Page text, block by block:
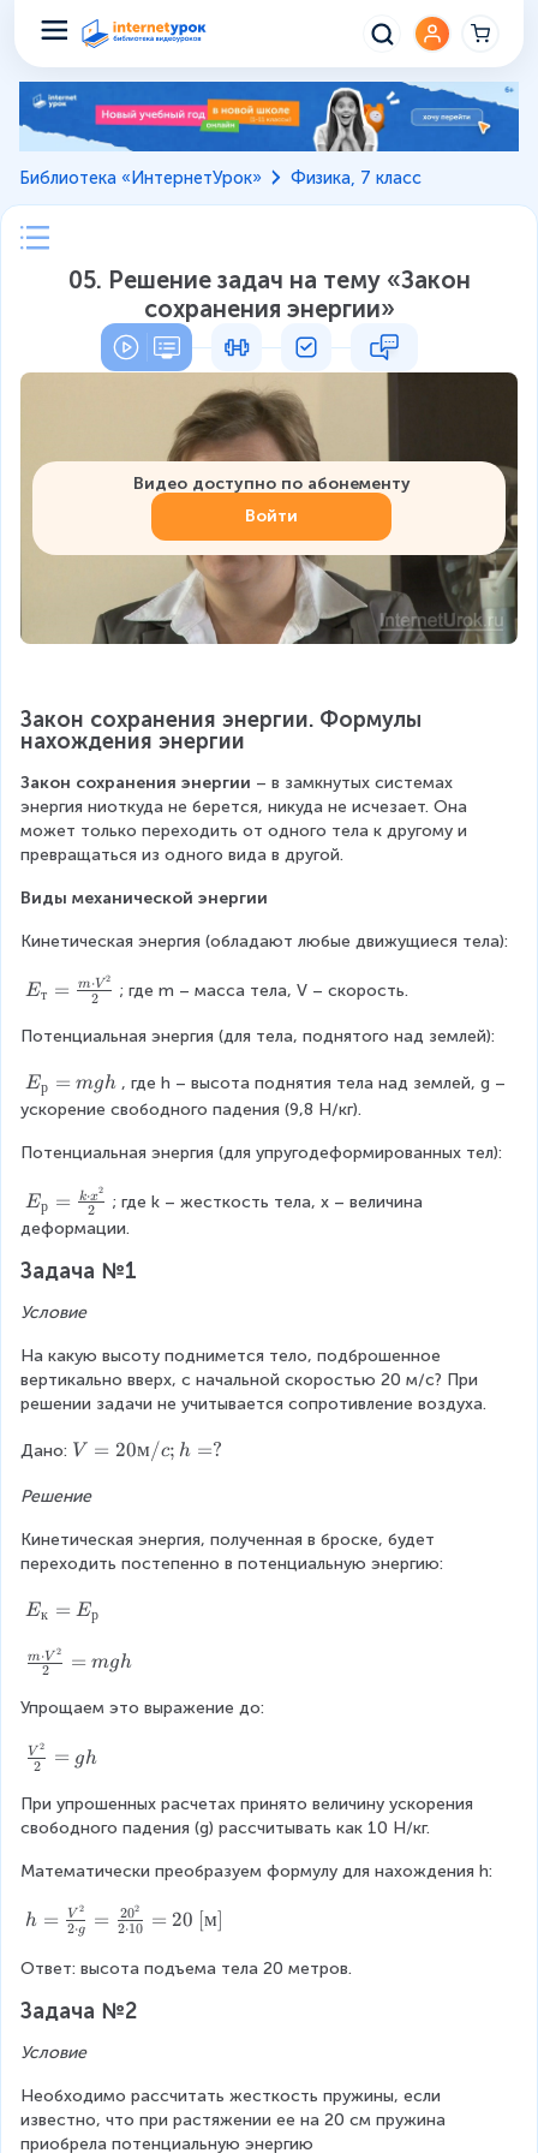
Библиотека «ИнтернетУрок» Физика, 7 класс
05. Решение задач на тему «Закон
сохранения энергии»
Видео доступно по абонементу
Войти
Закон сохранения энергии. Формулы
нахождения энергии
Закон сохранения энергии – в замкнутых системах
энергия ниоткуда не берется, никуда не исчезает. Она
может только переходить от одного тела к другому и
превращаться из одного вида в другой.
Виды механической энергии
Кинетическая энергия (обладают любые движущиеся тела):
E
т
\f
r
c
m
\
d
t
V
^
2
{
}
Eт = 2
m⋅V
2
; где m – масса тела, V – скорость.
Потенциальная энергия (для тела, поднятого над землей):
E
_
=
g
h
Eр = mgh , где h – высота поднятия тела над землей, g –
ускорение свободного падения (9,8 Н/кг).
Потенциальная энергия (для упругодеформированных тел):
E
_
=
fr
c
{
k
\
c
d
o
t
x
2
{
}
Eр = 2
k⋅x
2
; где k – жесткость тела, х – величина
деформации.
Задача №1
Условие
На какую высоту поднимется тело, подброшенное
вертикально вверх, с начальной скоростью 20 м/с? При
решении задачи не учитывается сопротивление воздуха.
Дано: V
2
м
/
h
?
V = 20м/c; h =?
Решение
Кинетическая энергия, полученная в броске, будет
переходить постепенно в потенциальную энергию:
E
к
E
р
Eк = Eр
\f
a
{
\
c
o
V
2
}
{
2
=
m
g
2
m⋅V
2 = mgh
Упрощаем это выражение до:
\
fr
a
c
V
2
{
}
=
g
h
2
V
2 = gh
При упрошенных расчетах принято величину ускорения
свободного падения (g) рассчитывать как 10 Н/кг.
Математически преобразуем формулу для нахождения h:
h
\
a
{
V
^
2
h = 2⋅g
V
2 = 2⋅10
202 = 20 [м]
Ответ: высота подъема тела 20 метров.
Задача №2
Условие
Необходимо рассчитать жесткость пружины, если
известно, что при растяжении ее на 20 см пружина
приобрела потенциальную энергию